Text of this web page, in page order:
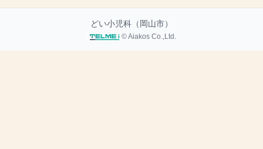
どい小児科（岡山市）
© Aiakos Co.,Ltd.